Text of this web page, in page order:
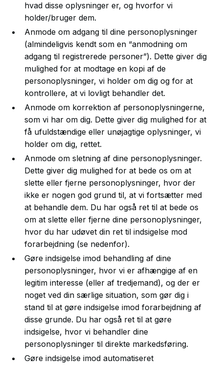
hvad disse oplysninger er, og hvorfor vi
holder/bruger dem.
Anmode om adgang til dine personoplysninger
(almindeligvis kendt som en “anmodning om
adgang til registrerede personer”). Dette giver dig
mulighed for at modtage en kopi af de
personoplysninger, vi holder om dig og for at
kontrollere, at vi lovligt behandler det.
Anmode om korrektion af personoplysningerne,
som vi har om dig. Dette giver dig mulighed for at
få ufuldstændige eller unøjagtige oplysninger, vi
holder om dig, rettet.
Anmode om sletning af dine personoplysninger.
Dette giver dig mulighed for at bede os om at
slette eller fjerne personoplysninger, hvor der
ikke er nogen god grund til, at vi fortsætter med
at behandle dem. Du har også ret til at bede os
om at slette eller fjerne dine personoplysninger,
hvor du har udøvet din ret til indsigelse mod
forarbejdning (se nedenfor).
Gøre indsigelse imod behandling af dine
personoplysninger, hvor vi er afhængige af en
legitim interesse (eller af tredjemand), og der er
noget ved din særlige situation, som gør dig i
stand til at gøre indsigelse imod forarbejdning af
disse grunde. Du har også ret til at gøre
indsigelse, hvor vi behandler dine
personoplysninger til direkte markedsføring.
Gøre indsigelse imod automatiseret